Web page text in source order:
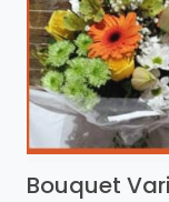
Bouquet